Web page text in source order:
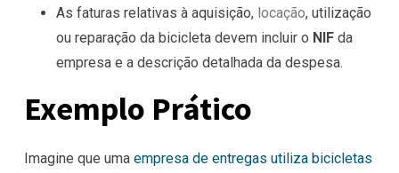
As faturas relativas à aquisição, locação, utilização
ou reparação da bicicleta devem incluir o NIF da
empresa e a descrição detalhada da despesa.
Exemplo Prático
Imagine que uma empresa de entregas utiliza bicicletas